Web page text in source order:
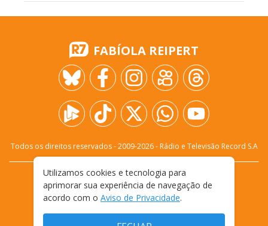
FABÍOLA REIPERT
Todos os direitos reservados - 2009-2026- Rádio e Televisão Record S.A
FALE CONOSCO
PRIVACIDADE
TERMOS E CONDIÇÕES DE USO
Utilizamos cookies e tecnologia para
aprimorar sua experiência de navegação de
acordo com o Aviso de Privacidade.